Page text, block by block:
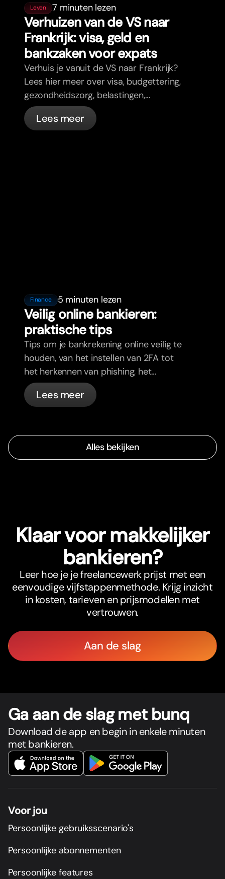
Leven 7 minuten lezen
Verhuizen van de VS naar
Frankrijk: visa, geld en
bankzaken voor expats
Verhuis je vanuit de VS naar Frankrijk?
Lees hier meer over visa, budgettering,
gezondheidszorg, belastingen,
verkeersregels en bankzaken voor
expats in Frankrijk met bunq.
Lees meer
Finance 5 minuten lezen
Veilig online bankieren:
praktische tips
Tips om je bankrekening online veilig te
houden, van het instellen van 2FA tot
het herkennen van phishing, het
beheren van je passen en wat bunq
automatisch voor je regelt.
Lees meer
Alles bekijken
Klaar voor makkelijker
bankieren?
Leer hoe je je freelancewerk prijst met een
eenvoudige vijfstappenmethode. Krijg inzicht
in kosten, tarieven en prijsmodellen met
vertrouwen.
Aan de slag
Ga aan de slag met bunq
Download de app en begin in enkele minuten
met bankieren.
Voor jou
Persoonlijke gebruiksscenario's
Persoonlijke abonnementen
Persoonlijke features